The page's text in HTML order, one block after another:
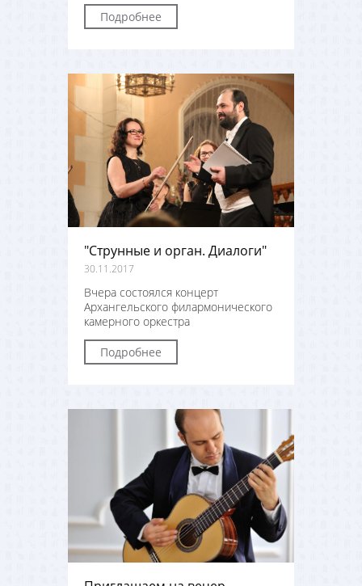
Подробнее
"Струнные и орган. Диалоги"
30.11.2017
Вчера состоялся концерт
Архангельского филармонического
камерного оркестра
Подробнее